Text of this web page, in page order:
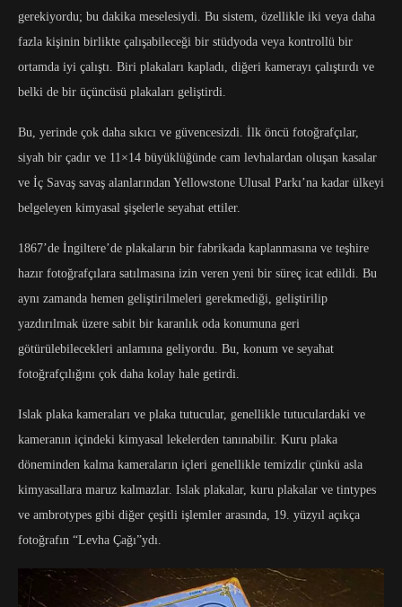
gerekiyordu; bu dakika meselesiydi. Bu sistem, özellikle iki veya daha
fazla kişinin birlikte çalışabileceği bir stüdyoda veya kontrollü bir
ortamda iyi çalıştı. Biri plakaları kapladı, diğeri kamerayı çalıştırdı ve
belki de bir üçüncüsü plakaları geliştirdi.
Bu, yerinde çok daha sıkıcı ve güvencesizdi. İlk öncü fotoğrafçılar,
siyah bir çadır ve 11×14 büyüklüğünde cam levhalardan oluşan kasalar
ve İç Savaş savaş alanlarından Yellowstone Ulusal Parkı’na kadar ülkeyi
belgeleyen kimyasal şişelerle seyahat ettiler.
1867’de İngiltere’de plakaların bir fabrikada kaplanmasına ve teşhire
hazır fotoğrafçılara satılmasına izin veren yeni bir süreç icat edildi. Bu
aynı zamanda hemen geliştirilmeleri gerekmediği, geliştirilip
yazdırılmak üzere sabit bir karanlık oda konumuna geri
götürülebilecekleri anlamına geliyordu. Bu, konum ve seyahat
fotoğrafçılığını çok daha kolay hale getirdi.
Islak plaka kameraları ve plaka tutucular, genellikle tutuculardaki ve
kameranın içindeki kimyasal lekelerden tanınabilir. Kuru plaka
döneminden kalma kameraların içleri genellikle temizdir çünkü asla
kimyasallara maruz kalmazlar. Islak plakalar, kuru plakalar ve tintypes
ve ambrotypes gibi diğer çeşitli işlemler arasında, 19. yüzyıl açıkça
fotoğrafın “Levha Çağı”ydı.